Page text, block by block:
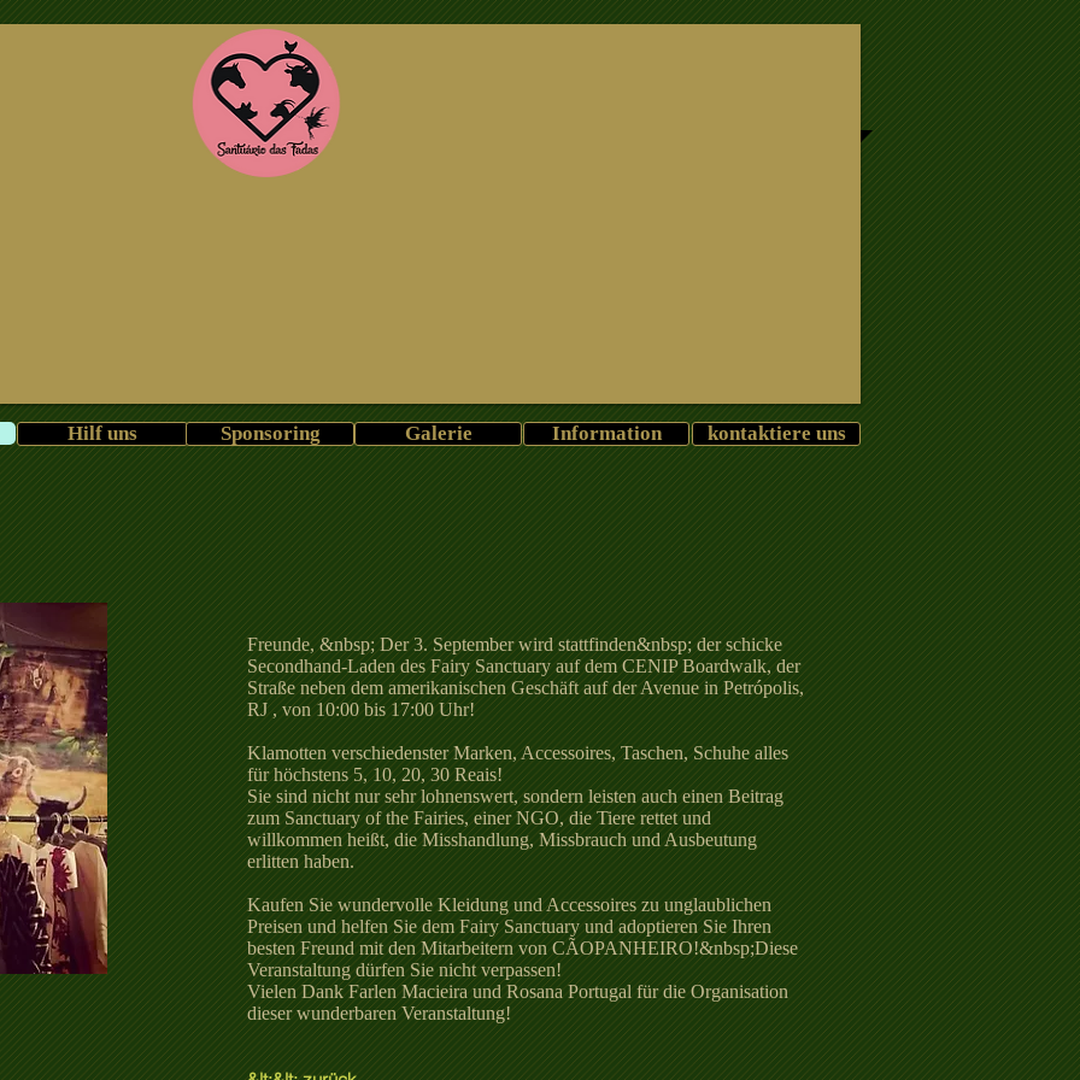
Hilf uns Sponsoring Galerie Information kontaktiere uns
Freunde, &nbsp; Der 3. September wird stattfinden&nbsp; der schicke
Secondhand-Laden des Fairy Sanctuary auf dem CENIP Boardwalk, der
Straße neben dem amerikanischen Geschäft auf der Avenue in Petrópolis,
RJ , von 10:00 bis 17:00 Uhr!
Klamotten verschiedenster Marken, Accessoires, Taschen, Schuhe alles
für höchstens 5, 10, 20, 30 Reais!
Sie sind nicht nur sehr lohnenswert, sondern leisten auch einen Beitrag
zum Sanctuary of the Fairies, einer NGO, die Tiere rettet und
willkommen heißt, die Misshandlung, Missbrauch und Ausbeutung
erlitten haben.
Kaufen Sie wundervolle Kleidung und Accessoires zu unglaublichen
Preisen und helfen Sie dem Fairy Sanctuary und adoptieren Sie Ihren
besten Freund mit den Mitarbeitern von CÃOPANHEIRO!&nbsp;Diese
Veranstaltung dürfen Sie nicht verpassen!
Vielen Dank Farlen Macieira und Rosana Portugal für die Organisation
dieser wunderbaren Veranstaltung!